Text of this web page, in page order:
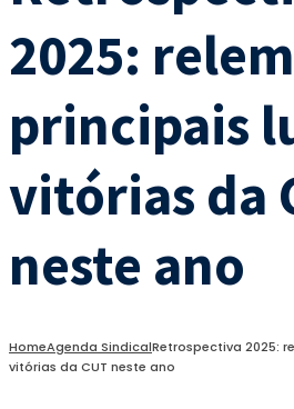
2025:
principais
vitórias da
neste ano
HomeAgenda SindicalRetrospectiva 2025:
vitórias da CUT neste ano